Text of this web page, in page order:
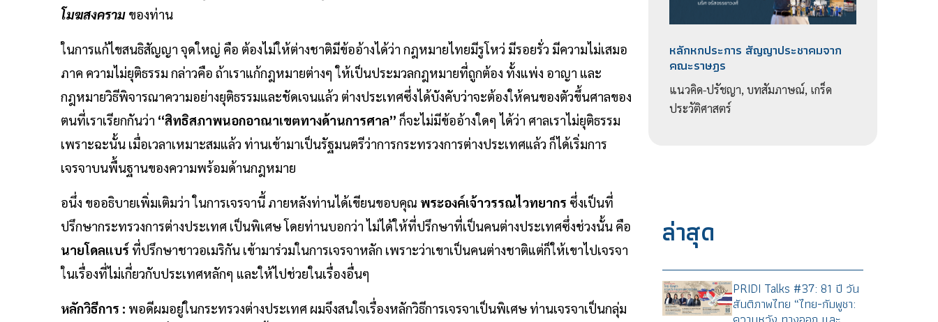
โมฆสงคราม ของท่าน
ในการแก้ไขสนธิสัญญา จุดใหญ่ คือ ต้องไม่ให้ต่างชาติมีข้ออ้างได้ว่า กฎหมายไทยมีรูโหว่ มีรอยรั่ว มีความไม่เสมอ
ภาค ความไม่ยุติธรรม กล่าวคือ ถ้าเราแก้กฎหมายต่างๆ ให้เป็นประมวลกฎหมายที่ถูกต้อง ทั้งแพ่ง อาญา และ
กฎหมายวิธีพิจารณาความอย่างยุติธรรมและชัดเจนแล้ว ต่างประเทศซึ่งได้บังคับว่าจะต้องให้คนของตัวขึ้นศาลของ
ตนที่เราเรียกกันว่า “สิทธิสภาพนอกอาณาเขตทางด้านการศาล” ก็จะไม่มีข้ออ้างใดๆ ได้ว่า ศาลเราไม่ยุติธรรม
เพราะฉะนั้น เมื่อเวลาเหมาะสมแล้ว ท่านเข้ามาเป็นรัฐมนตรีว่าการกระทรวงการต่างประเทศแล้ว ก็ได้เริ่มการ
เจรจาบนพื้นฐานของความพร้อมด้านกฎหมาย
อนึ่ง ขออธิบายเพิ่มเติมว่า ในการเจรจานี้ ภายหลังท่านได้เขียนขอบคุณ พระองค์เจ้าวรรณไวทยากร ซึ่งเป็นที่
ปรึกษากระทรวงการต่างประเทศ เป็นพิเศษ โดยท่านบอกว่า ไม่ได้ให้ที่ปรึกษาที่เป็นคนต่างประเทศซึ่งช่วงนั้น คือ
นายโดลแบร์ ที่ปรึกษาชาวอเมริกัน เข้ามาร่วมในการเจรจาหลัก เพราะว่าเขาเป็นคนต่างชาติแต่ก็ให้เขาไปเจรจา
ในเรื่องที่ไม่เกี่ยวกับประเทศหลักๆ และให้ไปช่วยในเรื่องอื่นๆ
หลักวิธีการ : พอดีผมอยู่ในกระทรวงต่างประเทศ ผมจึงสนใจเรื่องหลักวิธีการเจรจาเป็นพิเศษ ท่านเจรจาเป็นกลุ่ม
หลักหกประการ สัญญาประชาคมจาก
คณะราษฎร
แนวคิด-ปรัชญา, บทสัมภาษณ์, เกร็ด
ประวัติศาสตร์
ล่าสุด
PRIDI Talks #37: 81 ปี วัน
สันติภาพไทย “ไทย-กัมพูชา: